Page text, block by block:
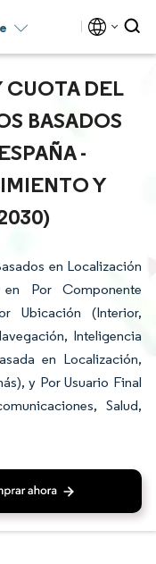
CUOTA DEL
BASADOS
-
Y
en Localización
Por Componente
Ubicación (Interior,
Inteligencia
en Localización,
y Por Usuario Final
Salud,